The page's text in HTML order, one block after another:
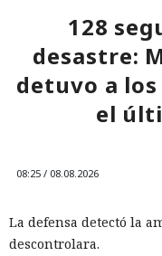
128
desastre:
detuvo a
el
08:25 / 08.08.2026
La defensa detectó la
descontrolara.